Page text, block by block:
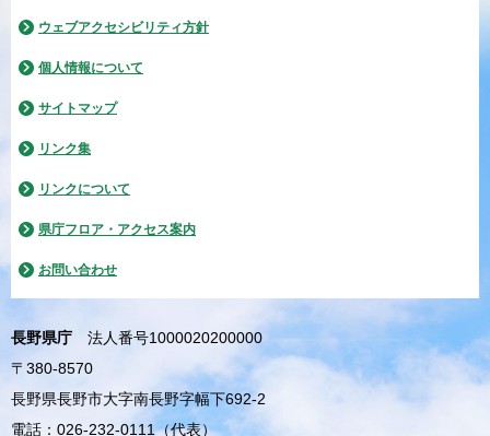
ウェブアクセシビリティ方針
個人情報について
サイトマップ
リンク集
リンクについて
県庁フロア・アクセス案内
お問い合わせ
長野県庁
法人番号1000020200000
〒380-8570
長野県長野市大字南長野字幅下692-2
電話：026-232-0111（代表）